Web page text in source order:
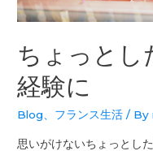
ちょっとし
経験に
Blog フランス生活 / By
思いがけないちょっとし